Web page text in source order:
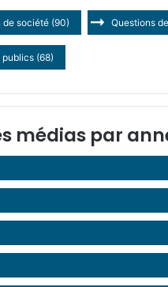
de société (90) Questions
publics (68)
médias par